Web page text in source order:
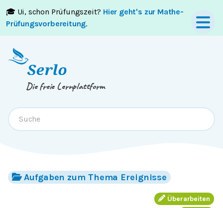
🎓 Ui, schon Prüfungszeit? Hier geht's zur Mathe-
Prüfungsvorbereitung.
Springe zumInhaltoderFooter
Die freie Lernplattform
Aufgaben zum Thema Ereignisse
Überarbeiten